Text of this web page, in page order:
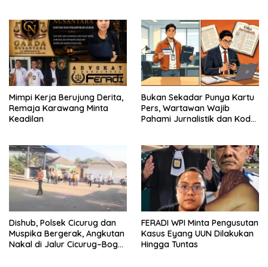
Mimpi Kerja Berujung Derita,
Remaja Karawang Minta
Keadilan
Bukan Sekadar Punya Kartu
Pers, Wartawan Wajib
Pahami Jurnalistik dan Kode
Dishub, Polsek Cicurug dan
Muspika Bergerak, Angkutan
Nakal di Jalur Cicurug–Bogor
FERADI WPI Minta Pengusutan
Kasus Eyang UUN Dilakukan
Hingga Tuntas